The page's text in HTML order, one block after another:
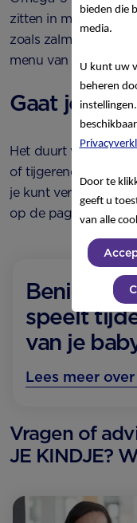
zitten in
zoals zalm, forel of
menu van je kindje.
Gaat je
Het duurt vast niet
of tijgerend de
je kunt verwachten
op de pagina over
Benieuwd
speelt
van je
Lees meer
Vragen of
JE KINDJE?
bieden die
media.
U kunt uw
beheren
Door te
geeft u
van alle